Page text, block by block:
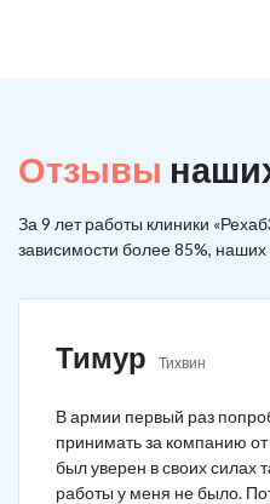
Отзывы
За 9 лет работы клиники
зависимости более 85%,
Тимур Тихвин
В армии первый раз
принимать за компанию
был уверен в своих силах
работы у меня не было.